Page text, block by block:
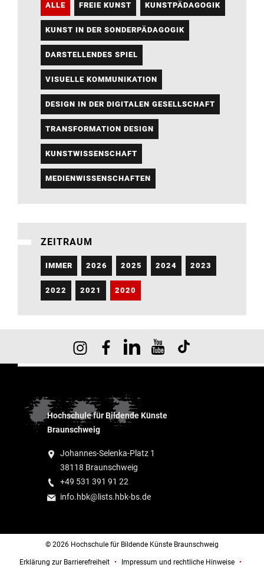
ALLE FREIE KUNST KUNSTPÄDAGOGIK
KUNST IN DER SONDERPÄDAGOGIK
DARSTELLENDES SPIEL
VISUELLE KOMMUNIKATION
DESIGN IN DER DIGITALEN GESELLSCHAFT
TRANSFORMATION DESIGN
KUNSTWISSENSCHAFT
MEDIENWISSENSCHAFTEN
ZEITRAUM
IMMER 2026 2025 2024 2023
2022 2021 2020
Hochschule für Bildende Künste
Braunschweig
Johannes-Selenka-Platz 1
38118 Braunschweig
+49 531 391 91 22
info.hbk@lists.hbk-bs.de
© 2026 Hochschule für Bildende Künste Braunschweig
Erklärung zur Barrierefreiheit Impressum und rechtliche Hinweise